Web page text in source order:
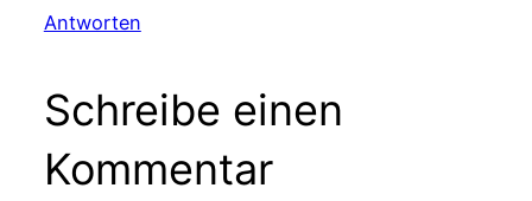
Antworten
Schreibe einen
Kommentar